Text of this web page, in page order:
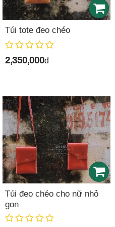
Túi tote đeo chéo
2,350,000đ
Túi đeo chéo cho nữ nhỏ
gọn